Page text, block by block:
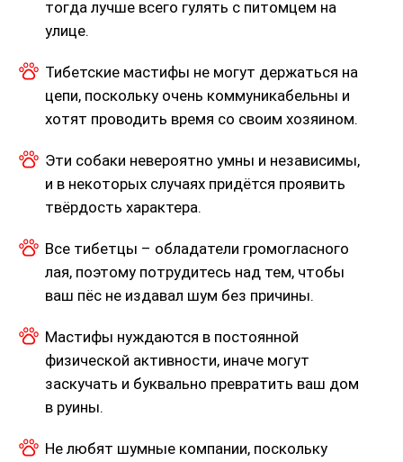
тогда лучше всего гулять с питомцем на
улице.
Тибетские мастифы не могут держаться на
цепи, поскольку очень коммуникабельны и
хотят проводить время со своим хозяином.
Эти собаки невероятно умны и независимы,
и в некоторых случаях придётся проявить
твёрдость характера.
Все тибетцы – обладатели громогласного
лая, поэтому потрудитесь над тем, чтобы
ваш пёс не издавал шум без причины.
Мастифы нуждаются в постоянной
физической активности, иначе могут
заскучать и буквально превратить ваш дом
в руины.
Не любят шумные компании, поскольку